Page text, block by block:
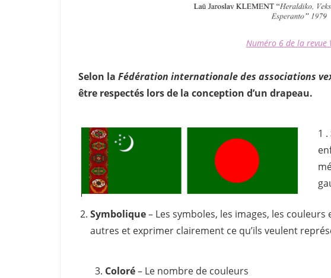
Numéro 6 de la revue
Selon la Fédération internationale des associations
être respectés lors de la conception d’un drapeau.
1 .
Symbolique– Les symboles, les images, les
autres et exprimer clairement ce qu’ils veulent
3. Coloré– Le nombre de couleurs